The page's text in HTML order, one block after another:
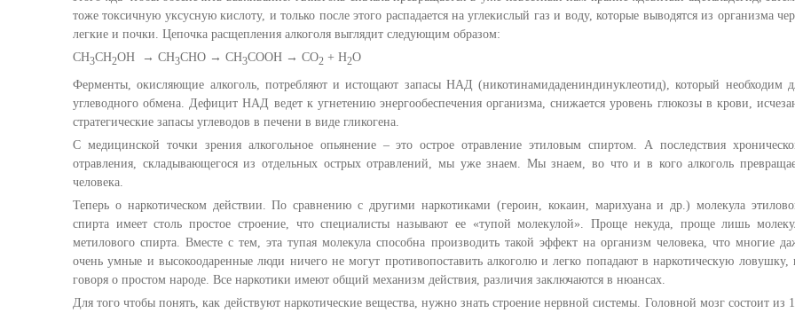
тоже токсичную уксусную кислоту, и только после этого распадается на углекислый газ и воду, которые выводятся из организма
легкие и почки. Цепочка расщепления алкоголя выглядит следующим образом:
СН3СН2ОН → СН3СНО → СН3СООН → СО2 + Н2О
Ферменты, окисляющие алкоголь, потребляют и истощают запасы НАД (никотинамидадениндинуклеотид), который необходим
углеводного обмена. Дефицит НАД ведет к угнетению энергообеспечения организма, снижается уровень глюкозы в крови,
стратегические запасы углеводов в печени в виде гликогена.
С медицинской точки зрения алкогольное опьянение – это острое отравление этиловым спиртом. А последствия
отравления, складывающегося из отдельных острых отравлений, мы уже знаем. Мы знаем, во что и в кого алкоголь
человека.
Теперь о наркотическом действии. По сравнению с другими наркотиками (героин, кокаин, марихуана и др.) молекула
спирта имеет столь простое строение, что специалисты называют ее «тупой молекулой». Проще некуда, проще лишь
метилового спирта. Вместе с тем, эта тупая молекула способна производить такой эффект на организм человека, что многие
очень умные и высокоодаренные люди ничего не могут противопоставить алкоголю и легко попадают в наркотическую ловушку,
говоря о простом народе. Все наркотики имеют общий механизм действия, различия заключаются в нюансах.
Для того чтобы понять, как действуют наркотические вещества, нужно знать строение нервной системы. Головной мозг состоит из